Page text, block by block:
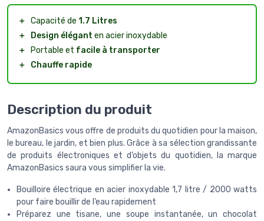
＋ Capacité de 1.7 Litres
＋
Design élégant en acier inoxydable
＋
Portable et facile à transporter
＋
Chauffe rapide
Description du produit
AmazonBasics vous offre de produits du quotidien pour la maison,
le bureau, le jardin, et bien plus. Grâce à sa sélection grandissante
de produits électroniques et d’objets du quotidien, la marque
AmazonBasics saura vous simplifier la vie.
Bouilloire électrique en acier inoxydable 1,7 litre / 2000 watts
pour faire bouillir de l’eau rapidement
Préparez une tisane, une soupe instantanée, un chocolat